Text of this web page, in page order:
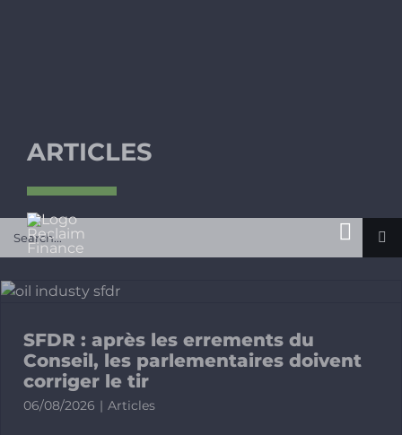
ARTICLES
SFDR : après les errements du
Conseil, les parlementaires doivent
corriger le tir
06/08/2026 | Articles